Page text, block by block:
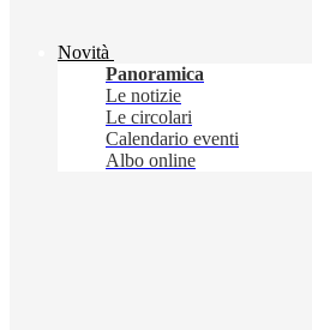
Novità
Panoramica
Le notizie
Le circolari
Calendario eventi
Albo online